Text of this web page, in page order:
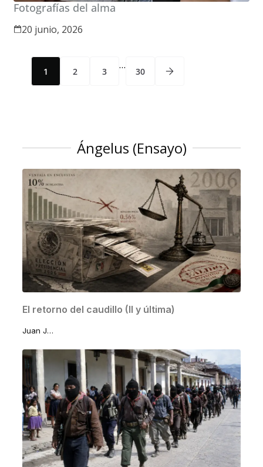
Fotografías del alma
20 junio, 2026
1 2 3 … 30
Ángelus (Ensayo)
El retorno del caudillo (II y última)
Juan José Lomelí Sánchez